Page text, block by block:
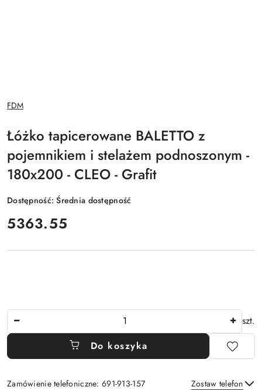
NAZWA
PRODUCENTA:
FDM
Łóżko tapicerowane BALETTO z
pojemnikiem i stelażem podnoszonym -
180x200 - CLEO - Grafit
Dostępność:Średnia dostępność
cena:
5363.55
szt.
Do koszyka
Zamówienie telefoniczne: 691-913-157 Zostaw telefon